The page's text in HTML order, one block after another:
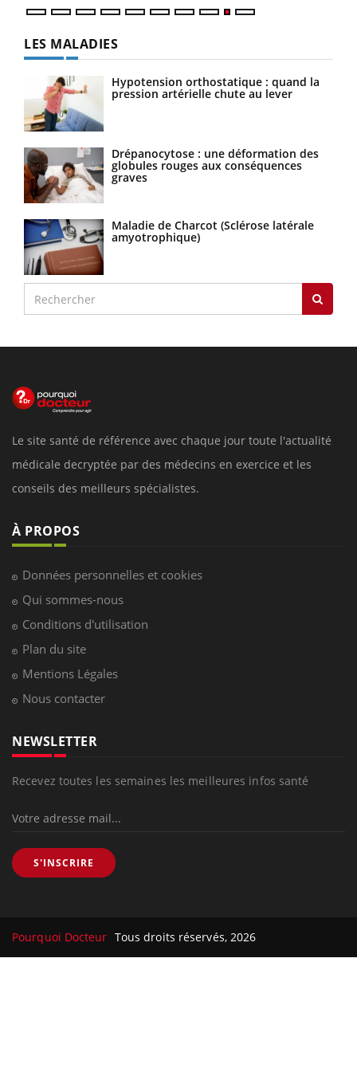
LES MALADIES
Hypotension orthostatique : quand la
pression artérielle chute au lever
Drépanocytose : une déformation des
globules rouges aux conséquences
graves
Maladie de Charcot (Sclérose latérale
amyotrophique)
Le site santé de référence avec chaque jour toute l'actualité
médicale decryptée par des médecins en exercice et les
conseils des meilleurs spécialistes.
À PROPOS
Données personnelles et cookies
Qui sommes-nous
Conditions d'utilisation
Plan du site
Mentions Légales
Nous contacter
NEWSLETTER
Recevez toutes les semaines les meilleures infos santé
S'INSCRIRE
Pourquoi Docteur Tous droits réservés, 2026